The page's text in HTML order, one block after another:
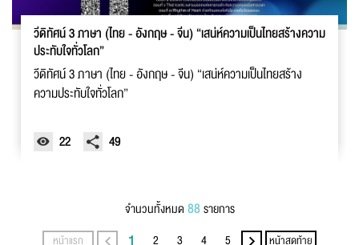
วีดิทัศน์ 3 ภาษา (ไทย - อังกฤษ - จีน) “เสน่ห์ความเป็นไทยสร้างความ
ประทับใจทั่วโลก”
วีดิทัศน์ 3 ภาษา (ไทย - อังกฤษ - จีน) “เสน่ห์ความเป็นไทยสร้าง
ความประทับใจทั่วโลก”
22 49
จำนวนทั้งหมด 88รายการ
หน้าแรก 2 3 4 5 หน้าสุดท้าย